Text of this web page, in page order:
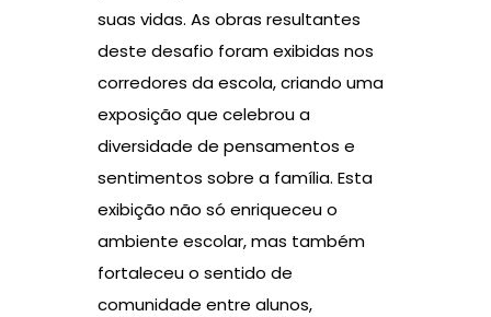
suas vidas. As obras resultantes
deste desafio foram exibidas nos
corredores da escola, criando uma
exposição que celebrou a
diversidade de pensamentos e
sentimentos sobre a família. Esta
exibição não só enriqueceu o
ambiente escolar, mas também
fortaleceu o sentido de
comunidade entre alunos,